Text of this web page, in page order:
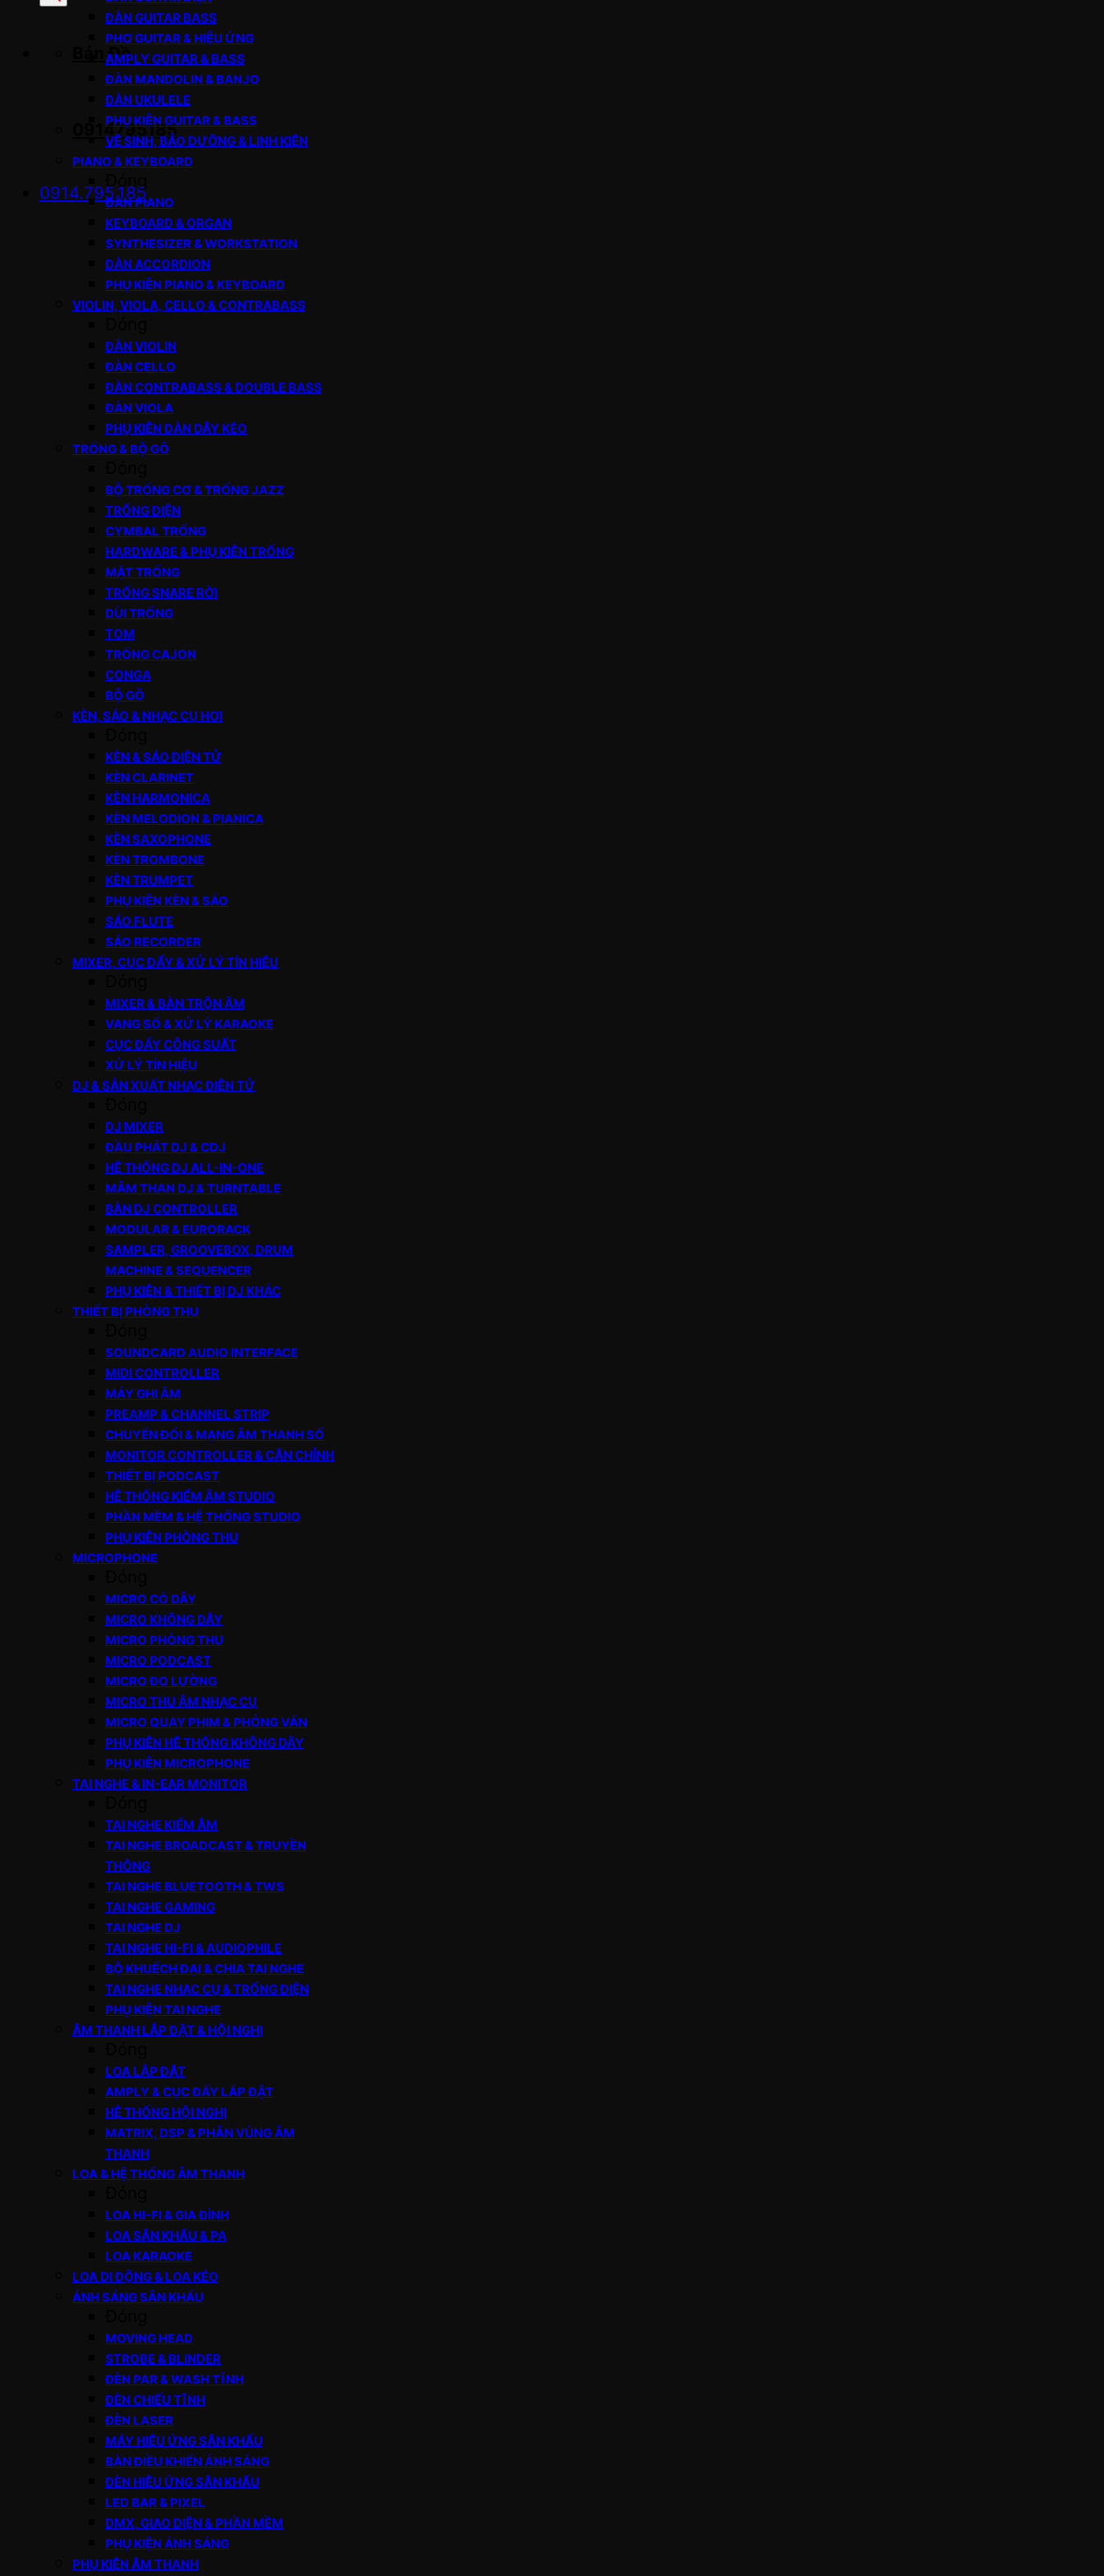
Bản Đồ
0914795185
0914.795.185
ĐÀN GUITAR BASS
PHƠ GUITAR & HIỆU ỨNG
AMPLY GUITAR & BASS
ĐÀN MANDOLIN & BANJO
ĐÀN UKULELE
PHỤ KIỆN GUITAR & BASS
VỆ SINH, BẢO DƯỠNG & LINH KIỆN
PIANO & KEYBOARD
ĐÀN PIANO
KEYBOARD & ORGAN
SYNTHESIZER & WORKSTATION
ĐÀN ACCORDION
PHỤ KIỆN PIANO & KEYBOARD
VIOLIN, VIOLA, CELLO & CONTRABASS
ĐÀN VIOLIN
ĐÀN CELLO
ĐÀN CONTRABASS & DOUBLE BASS
ĐÀN VIOLA
PHỤ KIỆN ĐÀN DÂY KÉO
TRỐNG & BỘ GÕ
BỘ TRỐNG CƠ & TRỐNG JAZZ
TRỐNG ĐIỆN
CYMBAL TRỐNG
HARDWARE & PHỤ KIỆN TRỐNG
MẶT TRỐNG
TRỐNG SNARE RỜI
DÙI TRỐNG
TOM
TRỐNG CAJON
CONGA
BỘ GÕ
KÈN, SÁO & NHẠC CỤ HƠI
KÈN & SÁO ĐIỆN TỬ
KÈN CLARINET
KÈN HARMONICA
KÈN MELODION & PIANICA
KÈN SAXOPHONE
KÈN TROMBONE
KÈN TRUMPET
PHỤ KIỆN KÈN & SÁO
SÁO FLUTE
SÁO RECORDER
MIXER, CỤC ĐẨY & XỬ LÝ TÍN HIỆU
MIXER & BÀN TRỘN ÂM
VANG SỐ & XỬ LÝ KARAOKE
CỤC ĐẨY CÔNG SUẤT
XỬ LÝ TÍN HIỆU
DJ & SẢN XUẤT NHẠC ĐIỆN TỬ
DJ MIXER
ĐẦU PHÁT DJ & CDJ
HỆ THỐNG DJ ALL-IN-ONE
MÂM THAN DJ & TURNTABLE
BÀN DJ CONTROLLER
MODULAR & EURORACK
SAMPLER, GROOVEBOX, DRUM
MACHINE & SEQUENCER
PHỤ KIỆN & THIẾT BỊ DJ KHÁC
THIẾT BỊ PHÒNG THU
SOUNDCARD AUDIO INTERFACE
MIDI CONTROLLER
MÁY GHI ÂM
PREAMP & CHANNEL STRIP
CHUYỂN ĐỔI & MẠNG ÂM THANH SỐ
MONITOR CONTROLLER & CÂN CHỈNH
THIẾT BỊ PODCAST
HỆ THỐNG KIỂM ÂM STUDIO
PHẦN MỀM & HỆ THỐNG STUDIO
PHỤ KIỆN PHÒNG THU
MICROPHONE
MICRO CÓ DÂY
MICRO KHÔNG DÂY
MICRO PHÒNG THU
MICRO PODCAST
MICRO ĐO LƯỜNG
MICRO THU ÂM NHẠC CỤ
MICRO QUAY PHIM & PHỎNG VẤN
PHỤ KIỆN HỆ THỐNG KHÔNG DÂY
PHỤ KIỆN MICROPHONE
TAI NGHE & IN-EAR MONITOR
TAI NGHE KIỂM ÂM
TAI NGHE BROADCAST & TRUYỀN
THÔNG
TAI NGHE BLUETOOTH & TWS
TAI NGHE GAMING
TAI NGHE DJ
TAI NGHE HI-FI & AUDIOPHILE
BỘ KHUẾCH ĐẠI & CHIA TAI NGHE
TAI NGHE NHẠC CỤ & TRỐNG ĐIỆN
PHỤ KIỆN TAI NGHE
ÂM THANH LẮP ĐẶT & HỘI NGHỊ
LOA LẮP ĐẶT
AMPLY & CỤC ĐẨY LẮP ĐẶT
HỆ THỐNG HỘI NGHỊ
MATRIX, DSP & PHÂN VÙNG ÂM
THANH
LOA & HỆ THỐNG ÂM THANH
LOA HI-FI & GIA ĐÌNH
LOA SÂN KHẤU & PA
LOA KARAOKE
LOA DI ĐỘNG & LOA KÉO
ÁNH SÁNG SÂN KHẤU
MOVING HEAD
STROBE & BLINDER
ĐÈN PAR & WASH TĨNH
ĐÈN CHIẾU TĨNH
ĐÈN LASER
MÁY HIỆU ỨNG SÂN KHẤU
BÀN ĐIỀU KHIỂN ÁNH SÁNG
ĐÈN HIỆU ỨNG SÂN KHẤU
LED BAR & PIXEL
DMX, GIAO DIỆN & PHẦN MỀM
PHỤ KIỆN ÁNH SÁNG
PHỤ KIỆN ÂM THANH